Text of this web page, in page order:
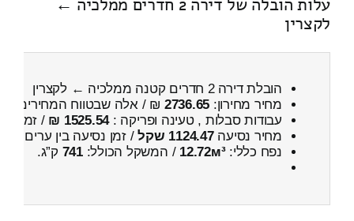
לקצרין
הובלת דירה 2 חדרים קטנה ממלכיה ← לקצרין
מחיר מחירון: 2736.65 ₪ / אלה שבטווח המחירים
עבודות סבלות , טעינה ופריקה :1525.54 ₪ / זמן :
מחיר נסיעה1124.47 שקל / זמן נסיעה בין ערים
נפח כללי:12.72м³ / המשקל הכולל:741 ק”ג.